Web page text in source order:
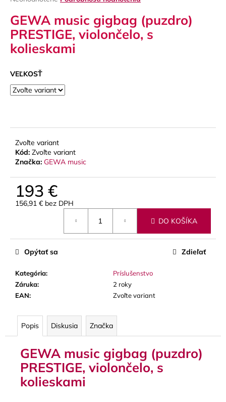
produktu
je
0,0
z
5
GEWA music gigbag (puzdro)
PRESTIGE, violončelo, s
kolieskami
VEĽKOSŤ
Zvoľte variant
Kód: Zvoľte variant
Značka: GEWA music
193 €
156,91 € bez DPH
DO KOŠÍKA
Kategória:
Príslušenstvo
Záruka:
2 roky
EAN: Zvoľte variant
Opýtať sa Zdieľať
Popis Diskusia Značka
GEWA music gigbag (puzdro)
PRESTIGE, violončelo, s
kolieskami
á
j
s
ť
O
a
m
JM
VALVE
SYNTETICKÝ
NA
PIESTY
ROTORY,
MEDIUM